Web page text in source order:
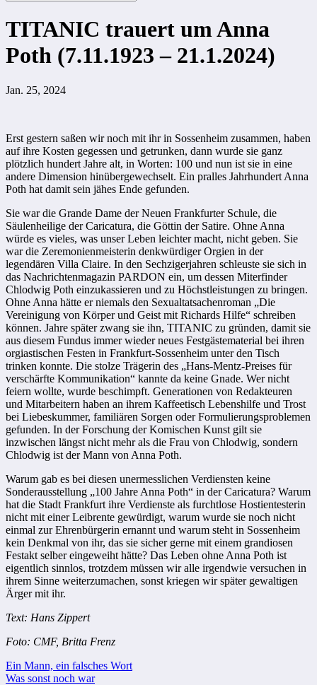
TITANIC trauert um Anna
Poth (7.11.1923 – 21.1.2024)
Jan. 25, 2024
Erst gestern saßen wir noch mit ihr in Sossenheim zusammen, haben
auf ihre Kosten gegessen und getrunken, dann wurde sie ganz
plötzlich hundert Jahre alt, in Worten: 100 und nun ist sie in eine
andere Dimension hinübergewechselt. Ein pralles Jahrhundert Anna
Poth hat damit sein jähes Ende gefunden.
Sie war die Grande Dame der Neuen Frankfurter Schule, die
Säulenheilige der Caricatura, die Göttin der Satire. Ohne Anna
würde es vieles, was unser Leben leichter macht, nicht geben. Sie
war die Zeremonienmeisterin denkwürdiger Orgien in der
legendären Villa Claire. In den Sechzigerjahren schleuste sie sich in
das Nachrichtenmagazin PARDON ein, um dessen Miterfinder
Chlodwig Poth einzukassieren und zu Höchstleistungen zu bringen.
Ohne Anna hätte er niemals den Sexualtatsachenroman „Die
Vereinigung von Körper und Geist mit Richards Hilfe“ schreiben
können. Jahre später zwang sie ihn, TITANIC zu gründen, damit sie
aus diesem Fundus immer wieder neues Festgästematerial bei ihren
orgiastischen Festen in Frankfurt-Sossenheim unter den Tisch
trinken konnte. Die stolze Trägerin des „Hans-Mentz-Preises für
verschärfte Kommunikation“ kannte da keine Gnade. Wer nicht
feiern wollte, wurde beschimpft. Generationen von Redakteuren
und Mitarbeitern haben an ihrem Kaffeetisch Lebenshilfe und Trost
bei Liebeskummer, familiären Sorgen oder Formulierungsproblemen
gefunden. In der Forschung der Komischen Kunst gilt sie
inzwischen längst nicht mehr als die Frau von Chlodwig, sondern
Chlodwig ist der Mann von Anna Poth.
Warum gab es bei diesen unermesslichen Verdiensten keine
Sonderausstellung „100 Jahre Anna Poth“ in der Caricatura? Warum
hat die Stadt Frankfurt ihre Verdienste als furchtlose Hostientesterin
nicht mit einer Leibrente gewürdigt, warum wurde sie noch nicht
einmal zur Ehrenbürgerin ernannt und warum steht in Sossenheim
kein Denkmal von ihr, das sie sicher gerne mit einem grandiosen
Festakt selber eingeweiht hätte? Das Leben ohne Anna Poth ist
eigentlich sinnlos, trotzdem müssen wir alle irgendwie versuchen in
ihrem Sinne weiterzumachen, sonst kriegen wir später gewaltigen
Ärger mit ihr.
Text: Hans Zippert
Foto: CMF, Britta Frenz
Beitragsnavigation
Ein Mann, ein falsches Wort
Was sonst noch war